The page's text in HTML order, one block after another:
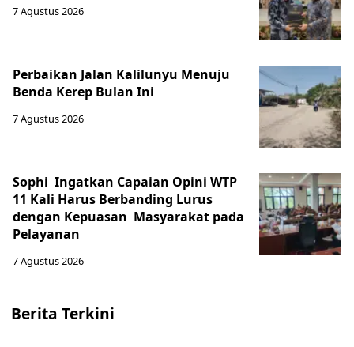
7 Agustus 2026
Perbaikan Jalan Kalilunyu Menuju
Benda Kerep Bulan Ini
7 Agustus 2026
Sophi Ingatkan Capaian Opini WTP
11 Kali Harus Berbanding Lurus
dengan Kepuasan Masyarakat pada
Pelayanan
7 Agustus 2026
Berita Terkini